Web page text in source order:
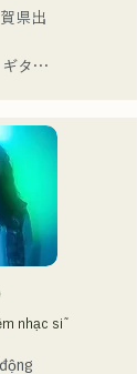
hợp
đa
đã
Rock".
県出
ター
感覚
に励
いマ
確立
を続け
中心
中。
nhạc sĩ